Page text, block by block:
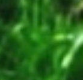
都會隨身配帶一把，
尼泊爾農村家裡都
，無論山上砍竹，
都是靠它，是尼泊爾